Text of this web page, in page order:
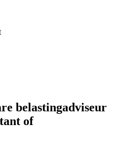
belastingadviseur
of